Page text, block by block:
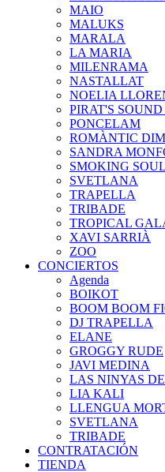
MAIO
MALUKS
MARALA
LA MARIA
MILENRAMA
NASTALLAT
NOELIA
PIRAT'S
PONCELAM
ROMÀNTIC
SANDRA
SMOKING
SVETLANA
TRAPELLA
TRIBADE
TROPICAL
XAVI SARRIÀ
ZOO
CONCIERTOS
Agenda
BOIKOT
BOOM BOOM
DJ TRAPELLA
ELANE
GROGGY RUDE
JAVI MEDINA
LAS NINYAS
LIA KALI
LLENGUA
SVETLANA
TRIBADE
CONTRATACIÓN
TIENDA